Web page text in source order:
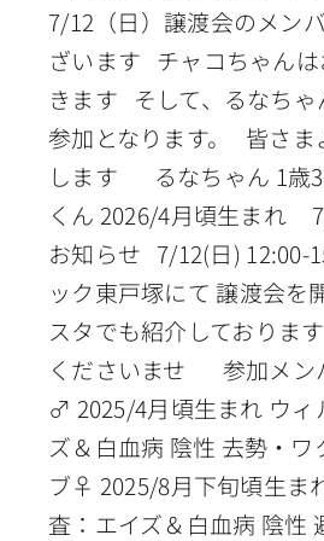
7/12（日）譲渡会のメン
ざいます チャコちゃん
きます そして、るなち
参加となります。 皆さま
します るなちゃん 1
くん 2026/4月頃生まれ
お知らせ 7/12(日) 12:00-
ック東戸塚にて 譲渡会
スタでも紹介しておりま
くださいませ 参加メ
♂ 2025/4月頃生まれ ウィ
ズ＆白血病 陰性 去勢・
ブ♀ 2025/8月下旬頃生ま
査：エイズ＆白血病 陰性